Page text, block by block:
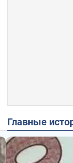
Главные